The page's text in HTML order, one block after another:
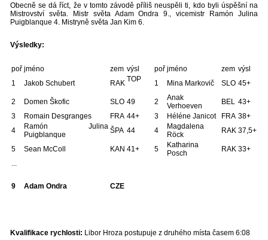
Obecně se dá říct, že v tomto závodě příliš neuspěli ti, kdo byli úspěšní na
Mistrovství světa. Mistr světa Adam Ondra 9., vicemistr Ramón Julina
Puigblanque 4. Mistryně světa Jan Kim 6.
Výsledky:
poř jméno zem výsl poř jméno zem výsl
1
Jakob Schubert RAK TOP 1 Mina Markovič SLO 45+
2 Domen Škofic SLO 49 2
Anak
Verhoeven
BEL
43+
3
Romain Desgranges FRA 44+ 3 Héléne Janicot FRA 38+
4
Ramón Julina
Puigblanque
ŠPA 44 4
Magdalena
Röck
RAK 37,5+
5 Sean McColl KAN 41+ 5
Katharina
Posch
RAK 33+
9 Adam Ondra CZE
Kvalifikace rychlosti: Libor Hroza postupuje z druhého místa časem 6:08